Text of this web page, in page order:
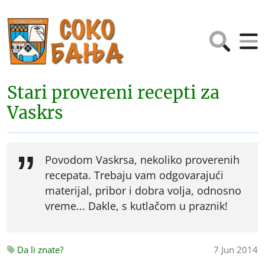
Stari provereni recepti za
Vaskrs
Povodom Vaskrsa, nekoliko proverenih
recepata. Trebaju vam odgovarajući
materijal, pribor i dobra volja, odnosno
vreme... Dakle, s kutlačom u praznik!
Da li znate? 7 Jun 2014